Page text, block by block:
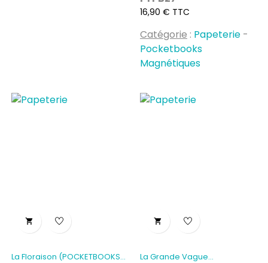
Prix
16,90 € TTC
Catégorie : Papeterie -
Pocketbooks
Magnétiques

La Floraison (POCKETBOOKS...

La Grande Vague...